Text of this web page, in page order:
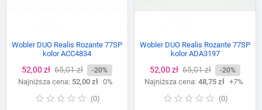
Wobler DUO Realis Rozante 77SP
kolor ACC4834
Cena
52,00 zł Cena
podstawowa
65,01 zł -20%
Najniższa cena: 52,00 zł 0%
(0)
Wobler DUO Realis Rozante 77SP
kolor ADA3197
Cena
52,00 zł Cena
podstawowa
65,01 zł -20%
Najniższa cena: 48,75 zł +7%
(0)